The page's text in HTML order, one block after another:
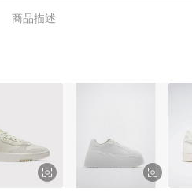
符合LINE購物導購資格。
商品描述